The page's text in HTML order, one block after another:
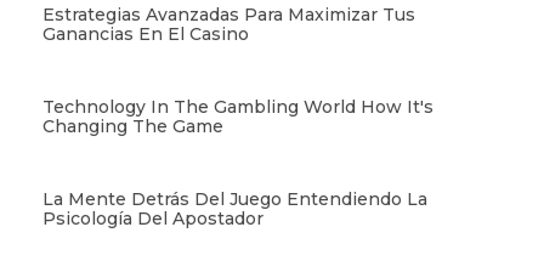
Estrategias Avanzadas Para Maximizar Tus
Ganancias En El Casino
Technology In The Gambling World How It's
Changing The Game
La Mente Detrás Del Juego Entendiendo La
Psicología Del Apostador